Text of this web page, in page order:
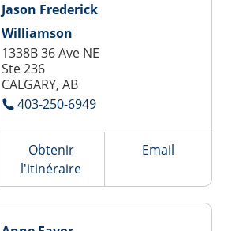
Jason Frederick
Williamson
1338B 36 Ave NE
Ste 236
CALGARY, AB
403-250-6949
Obtenir
l'itinéraire
Email